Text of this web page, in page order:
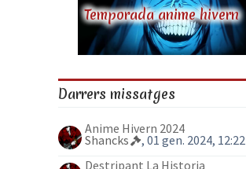
Temporada anime hivern
Darrers missatges
Anime Hivern 2024
Shancks
, 01 gen. 2024, 12:22
Destripant La Historia